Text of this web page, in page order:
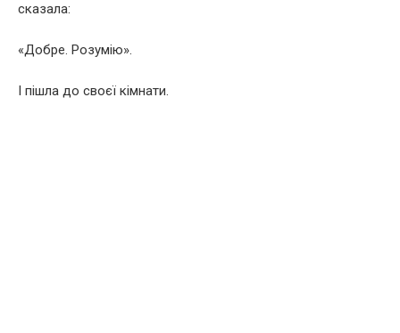
сказала:
«Добре. Розумію».
І пішла до своєї кімнати.